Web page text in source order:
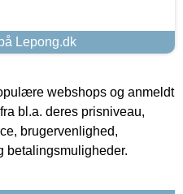
Lepong.dk
webshops og anmeldt
bl.a. deres prisniveau,
brugervenlighed,
betalingsmuligheder.